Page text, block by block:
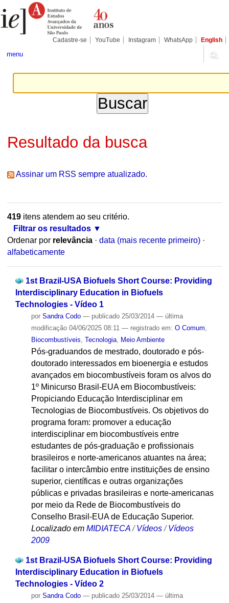
para
conteúdo.
Pessoais
Cadastre-se YouTube Instagram WhatsApp English
menu
Resultado da busca
Assinar um RSS sempre atualizado.
419itens atendem ao seu critério.
Filtrar os resultados
Ordenar por relevância · data (mais recente primeiro) ·
alfabeticamente
1st Brazil-USA Biofuels Short Course: Providing
Interdisciplinary Education in Biofuels
Technologies - Vídeo 1
por Sandra Codo — publicado25/03/2014 — última
modificação04/06/2025 08:11 — registrado em: O Comum
Biocombustíveis Tecnologia, Meio Ambiente
Pós-graduandos de mestrado, doutorado e pós-
doutorado interessados em bioenergia e estudos
avançados em biocombustíveis foram os alvos do
1º Minicurso Brasil-EUA em Biocombustíveis:
Propiciando Educação Interdisciplinar em
Tecnologias de Biocombustíveis. Os objetivos do
programa foram: promover a educação
interdisciplinar em biocombustíveis entre
estudantes de pós-graduação e profissionais
brasileiros e norte-americanos atuantes na área;
facilitar o intercâmbio entre instituições de ensino
superior, científicas e outras organizações
públicas e privadas brasileiras e norte-americanas
por meio da Rede de Biocombustíveis do
Conselho Brasil-EUA de Educação Superior.
Localizado em MIDIATECA /Vídeos /Vídeos
2009
1st Brazil-USA Biofuels Short Course: Providing
Interdisciplinary Education in Biofuels
Technologies - Vídeo 2
por Sandra Codo — publicado25/03/2014 — última